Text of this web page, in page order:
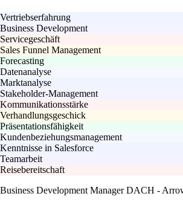
Vertriebserfahrung
Business Development
Servicegeschäft
Sales Funnel Management
Forecasting
Datenanalyse
Marktanalyse
Stakeholder-Management
Kommunikationsstärke
Verhandlungsgeschick
Präsentationsfähigkeit
Kundenbeziehungsmanagement
Kenntnisse in Salesforce
Teamarbeit
Reisebereitschaft
Business Development Manager DACH -